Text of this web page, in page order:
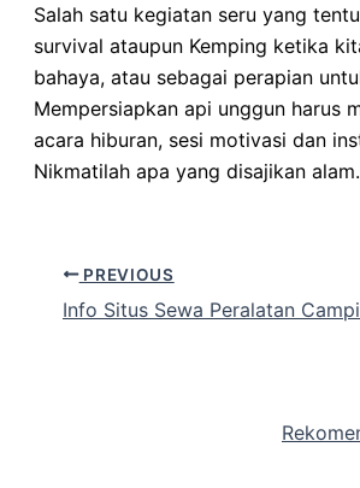
Salah satu kegiatan seru yang
survival ataupun Kemping ketika
bahaya, atau sebagai perapian
Mempersiapkan api unggun harus
acara hiburan, sesi motivasi dan
Nikmatilah apa yang disajikan alam.
PREVIOUS
Info Situs Sewa Peralatan